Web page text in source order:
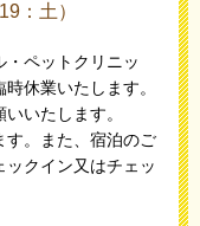
：土）
ペットクリニッ
休業いたします。
いたします。
す。また、宿泊のご
クイン又はチェッ